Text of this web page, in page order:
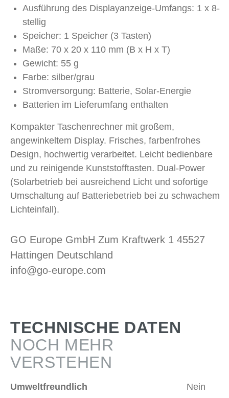
Ausführung des Displayanzeige-Umfangs: 1 x 8-
stellig
Speicher: 1 Speicher (3 Tasten)
Maße: 70 x 20 x 110 mm (B x H x T)
Gewicht: 55 g
Farbe: silber/grau
Stromversorgung: Batterie, Solar-Energie
Batterien im Lieferumfang enthalten
Kompakter Taschenrechner mit großem,
angewinkeltem Display. Frisches, farbenfrohes
Design, hochwertig verarbeitet. Leicht bedienbare
und zu reinigende Kunststofftasten. Dual-Power
(Solarbetrieb bei ausreichend Licht und sofortige
Umschaltung auf Batteriebetrieb bei zu schwachem
Lichteinfall).
GO Europe GmbH Zum Kraftwerk 1 45527
Hattingen Deutschland
info@go-europe.com
TECHNISCHE DATEN
NOCH MEHR
VERSTEHEN
Umweltfreundlich Nein